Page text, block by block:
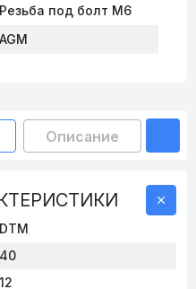
Резьба под болт М6
AGM
Описание
DTM
40
12